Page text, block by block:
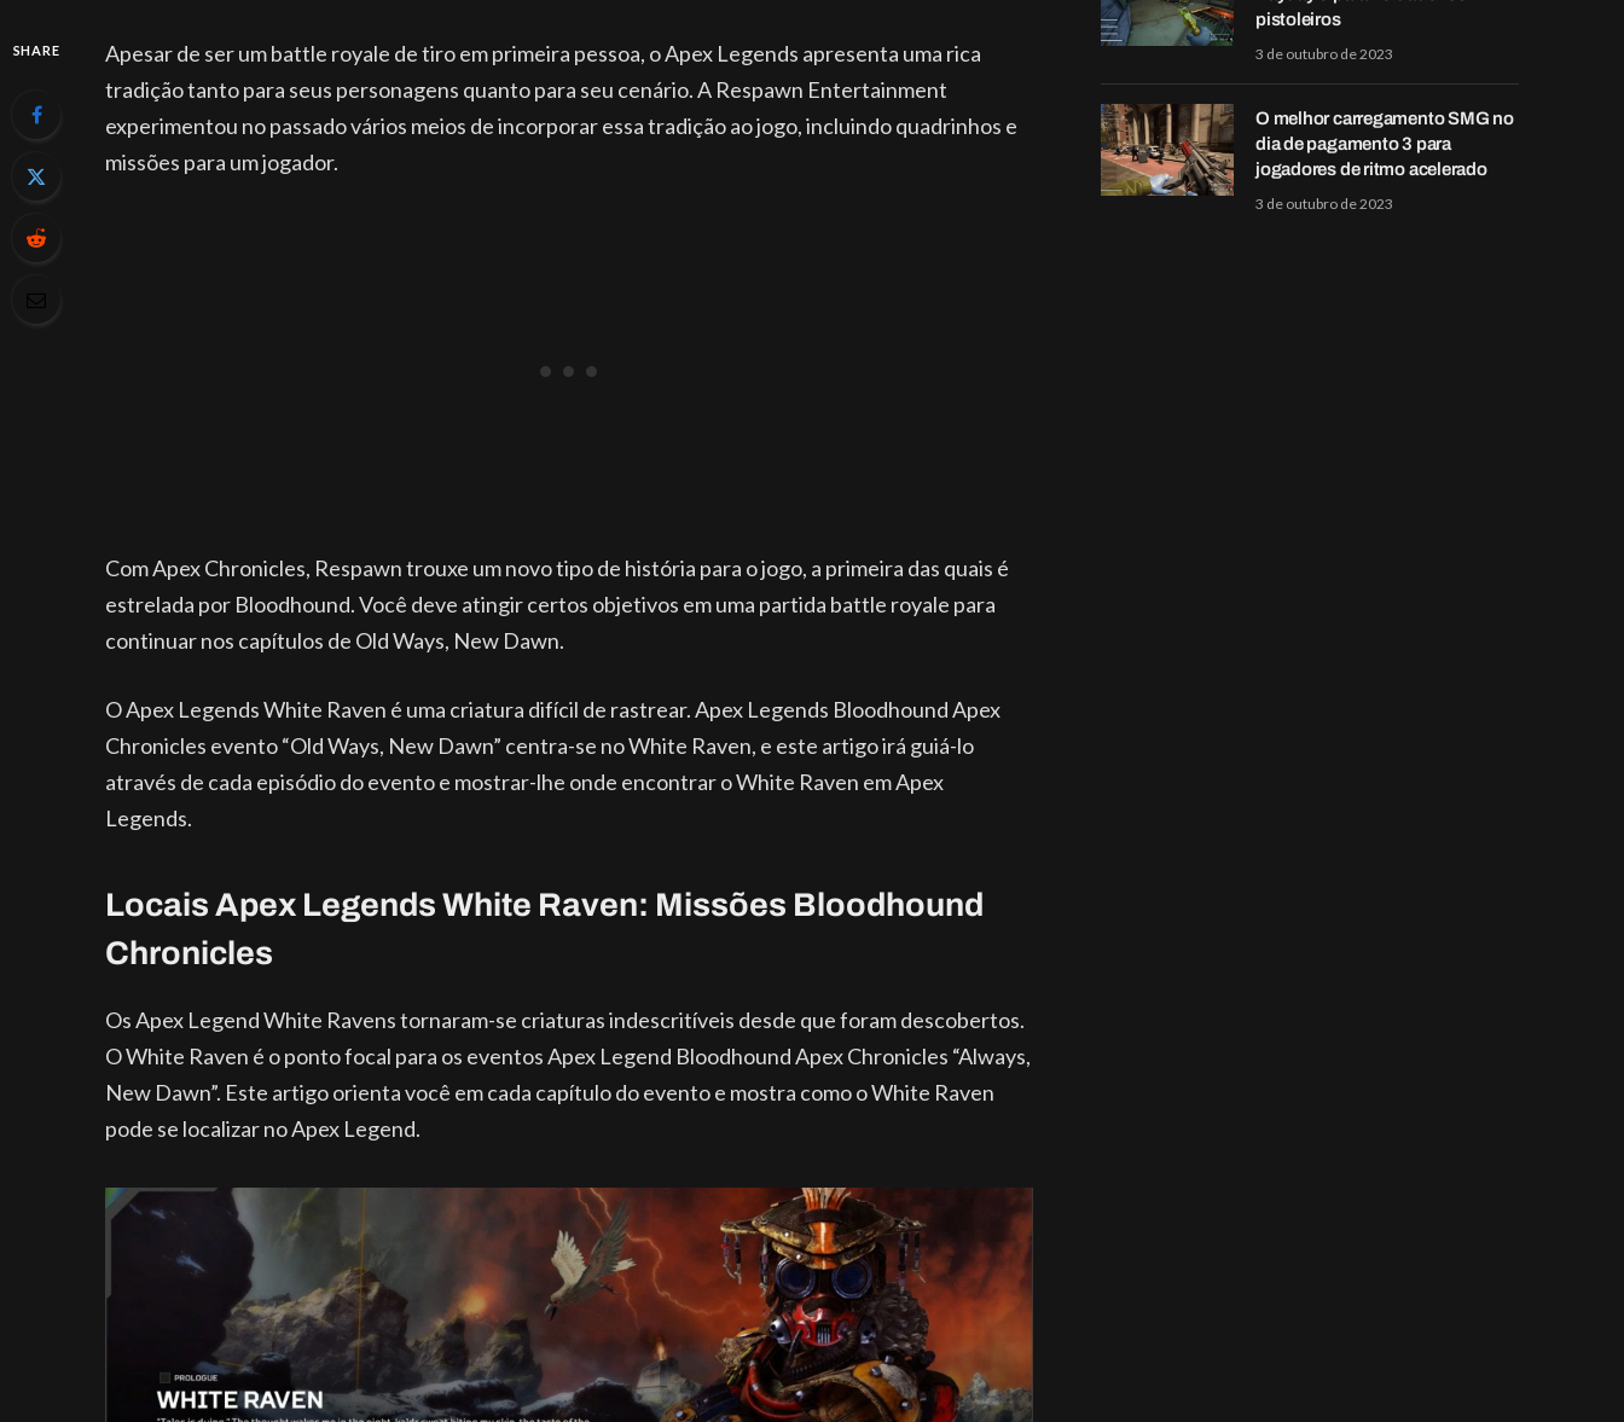
SHARE
Apesar de ser um battle royale de tiro em primeira pessoa, o Apex Legends apresenta uma rica
tradição tanto para seus personagens quanto para seu cenário. A Respawn Entertainment
experimentou no passado vários meios de incorporar essa tradição ao jogo, incluindo quadrinhos e
missões para um jogador.
Com Apex Chronicles, Respawn trouxe um novo tipo de história para o jogo, a primeira das quais é
estrelada por Bloodhound. Você deve atingir certos objetivos em uma partida battle royale para
continuar nos capítulos de Old Ways, New Dawn.
O Apex Legends White Raven é uma criatura difícil de rastrear. Apex Legends Bloodhound Apex
Chronicles evento “Old Ways, New Dawn” centra-se no White Raven, e este artigo irá guiá-lo
através de cada episódio do evento e mostrar-lhe onde encontrar o White Raven em Apex
Legends.
Locais Apex Legends White Raven: Missões Bloodhound
Chronicles
Os Apex Legend White Ravens tornaram-se criaturas indescritíveis desde que foram descobertos.
O White Raven é o ponto focal para os eventos Apex Legend Bloodhound Apex Chronicles “Always,
New Dawn”. Este artigo orienta você em cada capítulo do evento e mostra como o White Raven
pode se localizar no Apex Legend.
pistoleiros
3 de outubro de 2023
O melhor carregamento SMG no
dia de pagamento 3 para
jogadores de ritmo acelerado
3 de outubro de 2023